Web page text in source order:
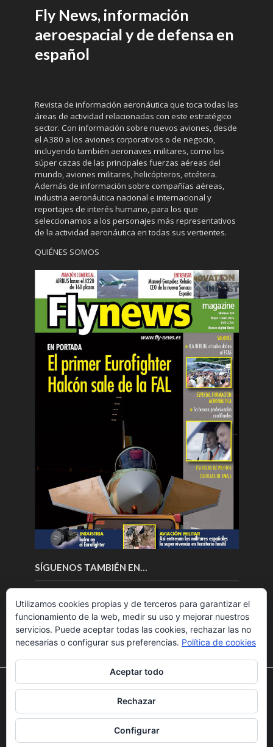
Fly News, información
aeroespacial y de defensa en
español
Revista de información aeronáutica que toca todas las
áreas de actividad relacionadas con este estratégico
sector. Con información sobre nuevos aviones, desde
el A380 a los aviones corporativos o de negocio,
incluyendo también aeronaves militares, como los
súper cazas de las principales fuerzas aéreas del
mundo, aviones militares, helicópteros, etcétera.
Además de información sobre compañías aéreas,
industria aeronáutica nacional e internacional y
reportajes de interés humano, para los que
seleccionamos a los personajes más representativos
de la actividad aeronáutica en todas sus vertientes.
QUIÉNES SOMOS
SÍGUENOS TAMBIÉN EN…
Copyright © 2018.Fly News.Noticias aerospacial
UAS aviación comercial
Utilizamos cookies para ofrecerte la mejor experiencia en
nuestra web.
Puedes aprender más sobre qué cookies utilizamos o
desactivarlas en losajustes.
Utilizamos cookies propias y de terceros para garantizar el
funcionamiento de la web, medir su uso y mejorar nuestros
servicios. Puede aceptar todas las cookies, rechazar las no
necesarias o configurar sus preferencias. Política de cookies
Aceptar todo
Rechazar
Configurar